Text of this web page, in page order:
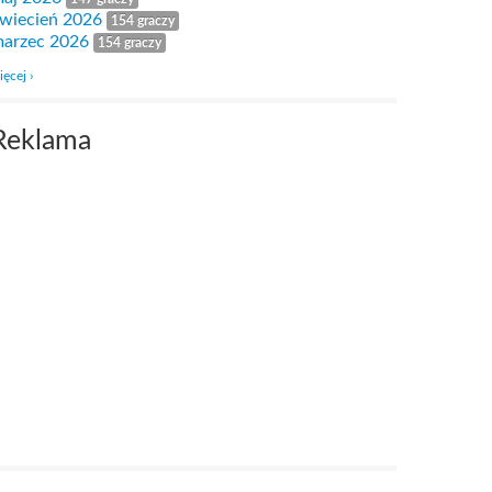
2026 154 graczy
2026 154 graczy
›